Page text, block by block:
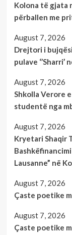
Kolona të gjata
përballen me
August 7, 2026
Drejtori i
pulave ‘’Sharri’
August 7, 2026
Shkolla Verore
studentë nga
August 7, 2026
Kryetari Shaqir
Lausanne” në
August 7, 2026
Çaste poetike
August 7, 2026
Çaste poetike